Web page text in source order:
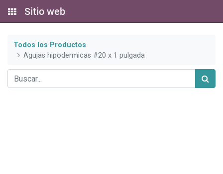
Sitio web
Todos los Productos
Agujas hipodermicas #20 x 1 pulgada